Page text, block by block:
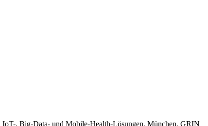
, Big-Data- und Mobile-Health-Lösungen, München, GRIN